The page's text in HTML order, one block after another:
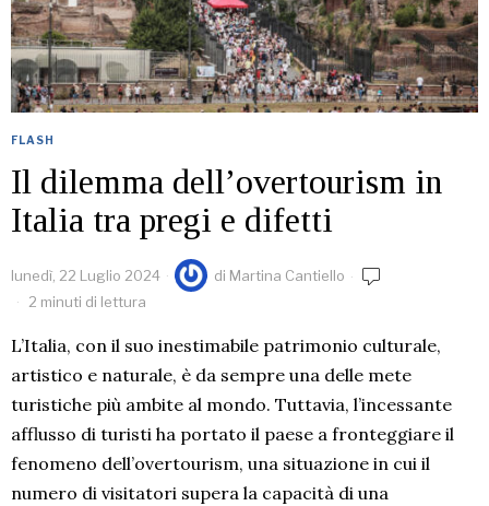
FLASH
Il dilemma dell’overtourism in
Italia tra pregi e difetti
lunedì, 22 Luglio 2024 di Martina Cantiello
2 minuti di lettura
L’Italia, con il suo inestimabile patrimonio culturale,
artistico e naturale, è da sempre una delle mete
turistiche più ambite al mondo. Tuttavia, l’incessante
afflusso di turisti ha portato il paese a fronteggiare il
fenomeno dell’overtourism, una situazione in cui il
numero di visitatori supera la capacità di una